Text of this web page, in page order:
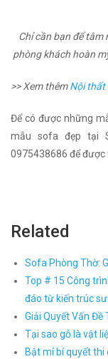
Chỉ cần bạn để
phòng khách hoàn
>> Xem thêmNội thất
Để có được những
mẫu sofa đẹp tại
0975438686 để
Related
Sofa Phòng Thờ:
Top # 15 Công
đáo từ kiến trúc
Giải Quyết Vấn Đề
Tại sao gỗ là vật
Bật mí bí quyết